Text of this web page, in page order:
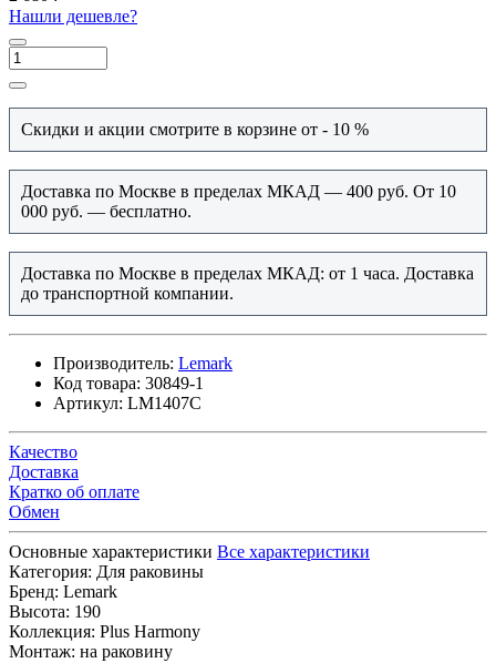
Нашли дешевле?
Скидки и акции смотрите в корзине от - 10 %
Доставка по Москве в пределах МКАД — 400 руб. От 10
000 руб. — бесплатно.
Доставка по Москве в пределах МКАД: от 1 часа. Доставка
до транспортной компании.
Производитель: Lemark
Код товара: 30849-1
Артикул: LM1407C
Качество
Доставка
Кратко об оплате
Обмен
Основные характеристики Все характеристики
Категория: Для раковины
Бренд: Lemark
Высота: 190
Коллекция: Plus Harmony
Монтаж: на раковину